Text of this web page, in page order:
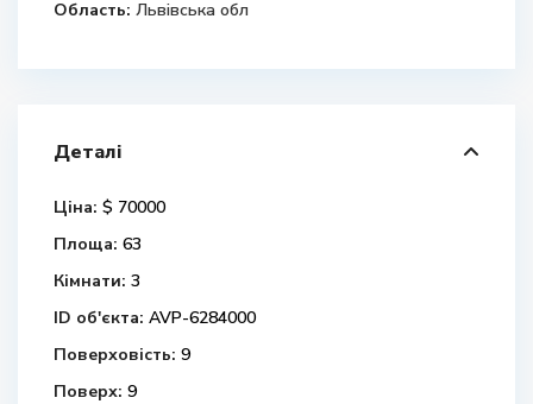
Область: Львівська обл
Деталі
Ціна: $ 70000
Площа: 63
Кімнати: 3
ID об'єкта: AVP-6284000
Поверховість: 9
Поверх: 9